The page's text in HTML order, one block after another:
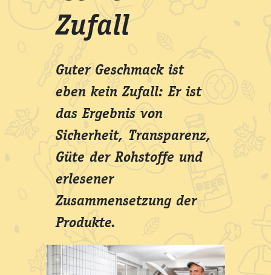
Zufall
Guter Geschmack ist
eben kein Zufall: Er ist
das Ergebnis von
Sicherheit, Transparenz,
Güte der Rohstoffe und
erlesener
Zusammensetzung der
Produkte.